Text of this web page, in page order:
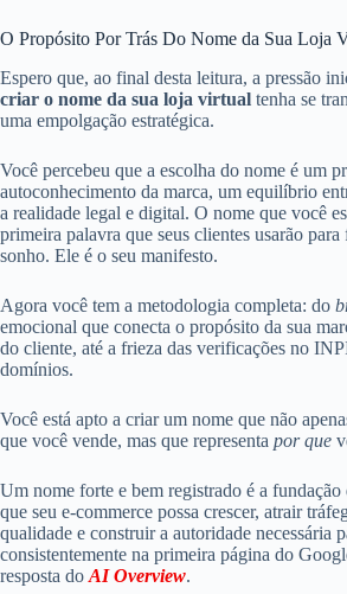
O Propósito Por Trás Do Nome da Sua Loja
Espero que, ao final desta leitura, a pressão
criar o nome da sua loja virtual tenha se
uma empolgação estratégica.
Você percebeu que a escolha do nome é um
autoconhecimento da marca, um equilíbrio
a realidade legal e digital. O nome que você
primeira palavra que seus clientes usarão para
sonho. Ele é o seu manifesto.
Agora você tem a metodologia completa: do
emocional que conecta o propósito da sua
do cliente, até a frieza das verificações no
domínios.
Você está apto a criar um nome que não
que você vende, mas que representa por que
Um nome forte e bem registrado é a fundação
que seu e-commerce possa crescer, atrair
qualidade e construir a autoridade necessária
consistentemente na primeira página do
resposta do AI Overview.